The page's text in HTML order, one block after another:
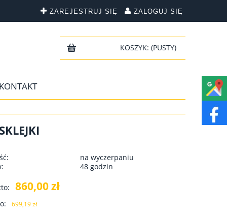
ZAREJESTRUJ SIĘ ZALOGUJ SIĘ
KOSZYK: (PUSTY)
KONTAKT
na wyczerpaniu
48 godzin
860,00 zł
699,19 zł